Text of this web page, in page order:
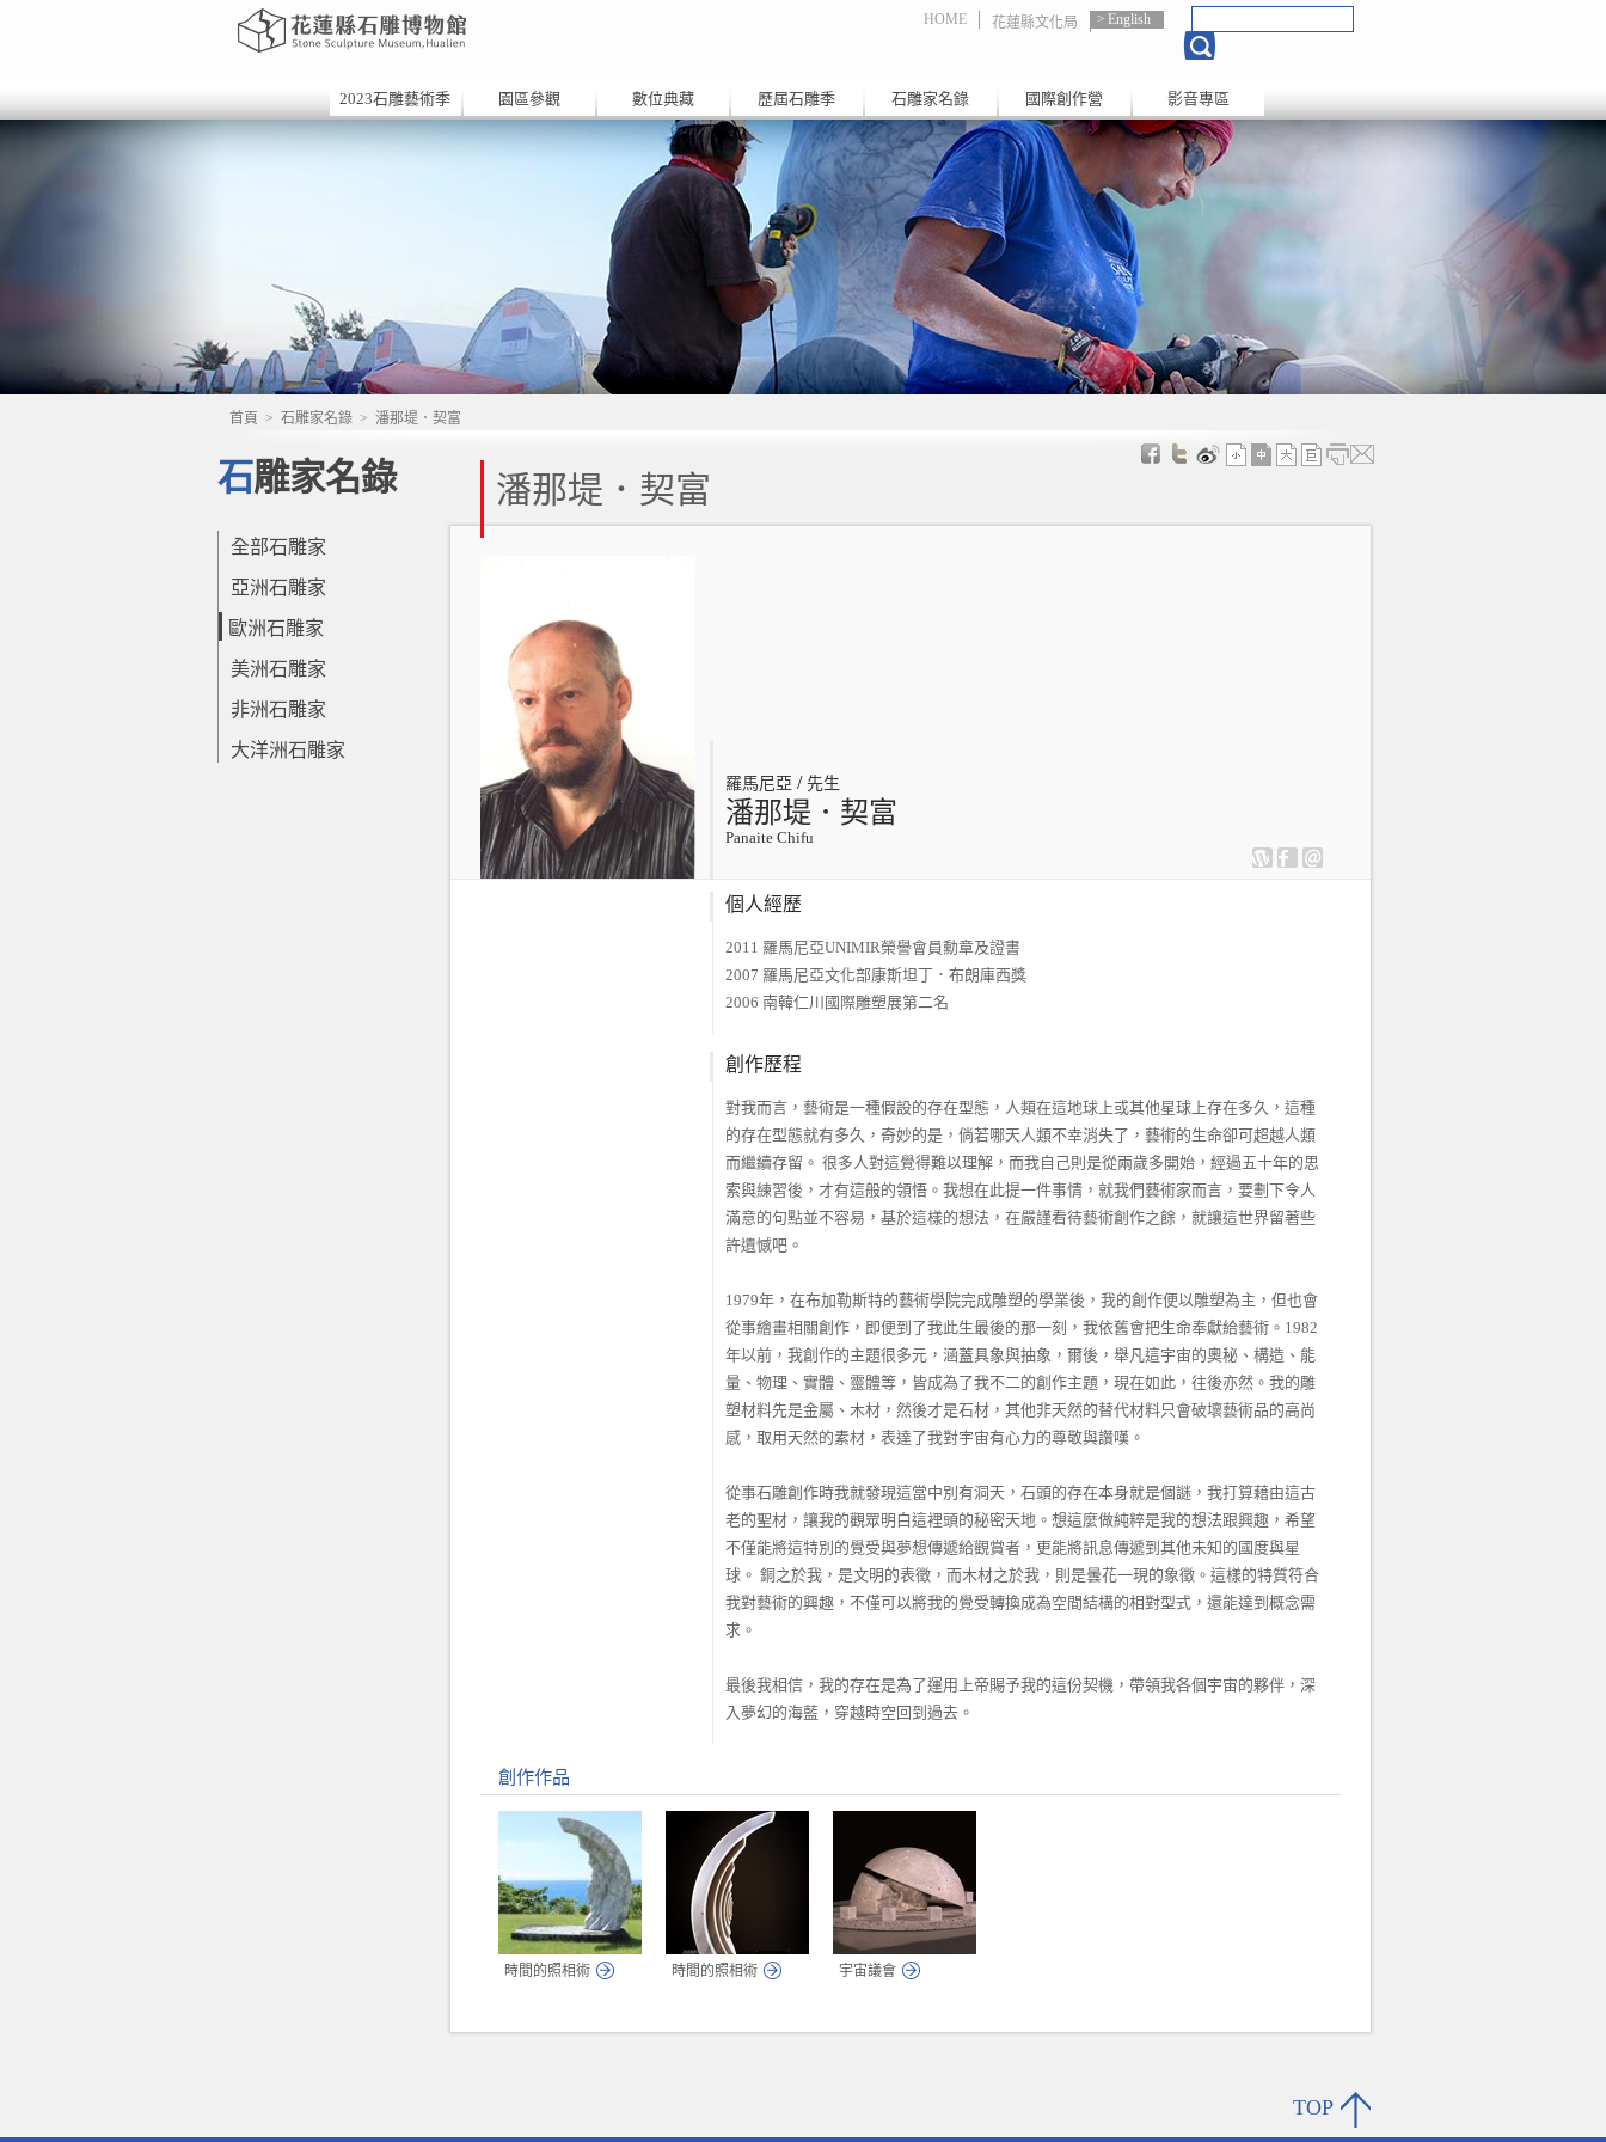
HOME 花蓮縣文化局 English
2023石雕藝術季 園區參觀 數位典藏 歷屆石雕季 石雕家名錄 國際創作營 影音專區
首頁 > 石雕家名錄 > 潘那堤．契富
石雕家名錄
全部石雕家
亞洲石雕家
歐洲石雕家
美洲石雕家
非洲石雕家
大洋洲石雕家
潘那堤．契富
羅馬尼亞 / 先生
潘那堤．契富
Panaite Chifu
個人經歷
2011 羅馬尼亞UNIMIR榮譽會員勳章及證書
2007 羅馬尼亞文化部康斯坦丁．布朗庫西獎
2006 南韓仁川國際雕塑展第二名
創作歷程
對我而言，藝術是一種假設的存在型態，人類在這地球上或其他星球上存在多久，這種
的存在型態就有多久，奇妙的是，倘若哪天人類不幸消失了，藝術的生命卻可超越人類
而繼續存留。 很多人對這覺得難以理解，而我自己則是從兩歲多開始，經過五十年的思
索與練習後，才有這般的領悟。我想在此提一件事情，就我們藝術家而言，要劃下令人
滿意的句點並不容易，基於這樣的想法，在嚴謹看待藝術創作之餘，就讓這世界留著些
許遺憾吧。
1979年，在布加勒斯特的藝術學院完成雕塑的學業後，我的創作便以雕塑為主，但也會
從事繪畫相關創作，即便到了我此生最後的那一刻，我依舊會把生命奉獻給藝術。1982
年以前，我創作的主題很多元，涵蓋具象與抽象，爾後，舉凡這宇宙的奧秘、構造、能
量、物理、實體、靈體等，皆成為了我不二的創作主題，現在如此，往後亦然。我的雕
塑材料先是金屬、木材，然後才是石材，其他非天然的替代材料只會破壞藝術品的高尚
感，取用天然的素材，表達了我對宇宙有心力的尊敬與讚嘆。
從事石雕創作時我就發現這當中別有洞天，石頭的存在本身就是個謎，我打算藉由這古
老的聖材，讓我的觀眾明白這裡頭的秘密天地。想這麼做純粹是我的想法跟興趣，希望
不僅能將這特別的覺受與夢想傳遞給觀賞者，更能將訊息傳遞到其他未知的國度與星
球。 銅之於我，是文明的表徵，而木材之於我，則是曇花一現的象徵。這樣的特質符合
我對藝術的興趣，不僅可以將我的覺受轉換成為空間結構的相對型式，還能達到概念需
求。
最後我相信，我的存在是為了運用上帝賜予我的這份契機，帶領我各個宇宙的夥伴，深
入夢幻的海藍，穿越時空回到過去。
創作作品
時間的照相術 時間的照相術 宇宙議會
TOP